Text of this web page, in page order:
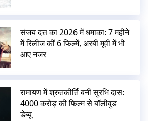
संजय दत्त का 2026 में धमाका: 7 महीने
में रिलीज कीं 6 फिल्में, अरबी मूवी में भी
आए नजर
रामायण में श्रुतकीर्ति बनीं सुरभि दास:
4000 करोड़ की फिल्म से बॉलीवुड
डेब्यू